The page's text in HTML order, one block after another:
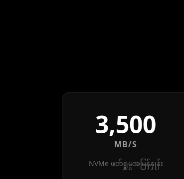
3,500
MB/S
NVMe ဖတ်ရှုမှုအမြန်နှုန်း